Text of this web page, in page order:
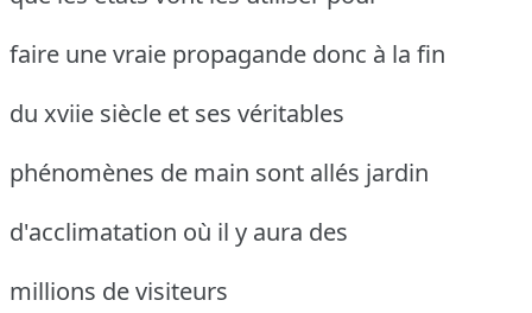
faire une vraie propagande donc à la fin
du xviie siècle et ses véritables
phénomènes de main sont allés jardin
d'acclimatation où il y aura des
millions de visiteurs